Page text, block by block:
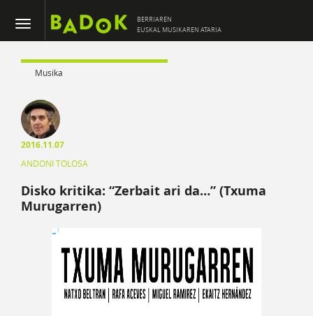
BERRIAREN
EUSKAL MUSIKAREN ATARIA
Musika
2016.11.07
ANDONI TOLOSA
Disko kritika: “Zerbait ari da…” (Txuma
Murugarren)